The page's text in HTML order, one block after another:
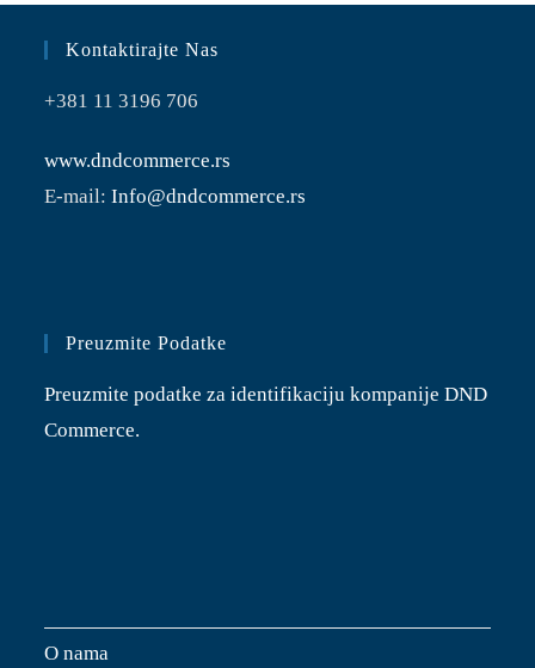
Kontaktirajte Nas
+381 11 3196 706
www.dndcommerce.rs
E-mail:Info@dndcommerce.rs
Preuzmite Podatke
Preuzmite podatke za identifikaciju kompanije DND
Commerce.
O nama